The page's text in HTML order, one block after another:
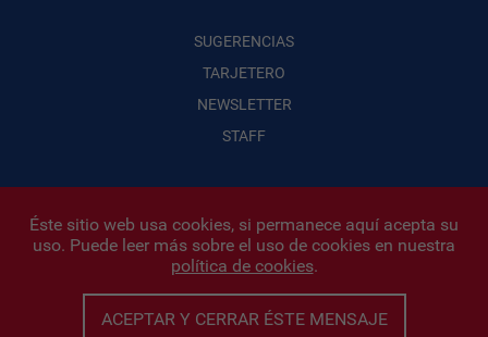
SUGERENCIAS
TARJETERO
NEWSLETTER
STAFF
Infonegocios 2026| INFONEGOCIOS S.A. · CUIT: 30710438486 |
Políticas de Privacidad|Protección de datos personales
Iñigo Biain
Este sitio esta protegido por Google reCAPTCHA y conPolíticas de
Éste sitio web usa cookies, si permanece aquí acepta su
uso. Puede leer más sobre el uso de cookies en nuestra
política de cookies.
ACEPTAR Y CERRAR ÉSTE MENSAJE